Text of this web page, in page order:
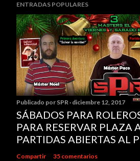
u
b
l
i
c
a
r
u
n
c
o
m
e
ENTRADAS POPULARES
Publicado por SPR diciembre 12, 2017
SÁBADOS PARA
PARA RESERVAR PLAZA
PARTIDAS ABIERTAS AL
Compartir 35 comentarios